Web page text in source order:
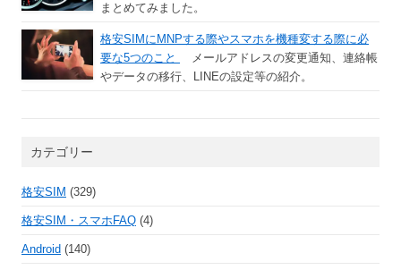
まとめてみました。
格安SIMにMNPする際やスマホを機種変する際に必
要な5つのこと
メールアドレスの変更通知、連絡帳
やデータの移行、LINEの設定等の紹介。
カテゴリー
格安SIM (329)
格安SIM・スマホFAQ (4)
Android (140)